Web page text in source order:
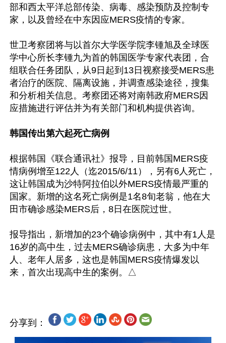
部和西太平洋总部传染、病毒、感染预防及控制专
家，以及曾经在中东因应MERS疫情的专家。
世卫考察团将与以首尔大学医学院李锺旭及全球医
学中心所长李锺九为首的韩国医学专家代表团，合
组联合任务团队，从9日起到13日视察接受MERS患
者治疗的医院、隔离设施，并调查感染途径，搜集
和分析相关信息。考察团还将对南韩政府MERS因
应措施进行评估并为有关部门和机构提供咨询。
韩国传出第六起死亡病例
根据韩国《联合通讯社》报导，目前韩国MERS疫
情病例增至122人（迄2015/6/11），另有6人死亡，
这让韩国成为沙特阿拉伯以外MERS疫情最严重的
国家。新增的这名死亡病例是1名8旬老翁，他在大
田市确诊感染MERS后，8日在医院过世。
报导指出，新增加的23个确诊病例中，其中有1人是
16岁的高中生，过去MERS确诊病患，大多为中年
人、老年人居多，这也是韩国MERS疫情爆发以
分享到：